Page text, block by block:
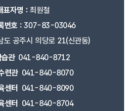
표자명 :최원철
번호 :307-83-03046
도 공주시 의당로 21(신관동)
관 041-840-8712
련관 041-840-8070
센터
041-840-8090
센터
041-840-8704